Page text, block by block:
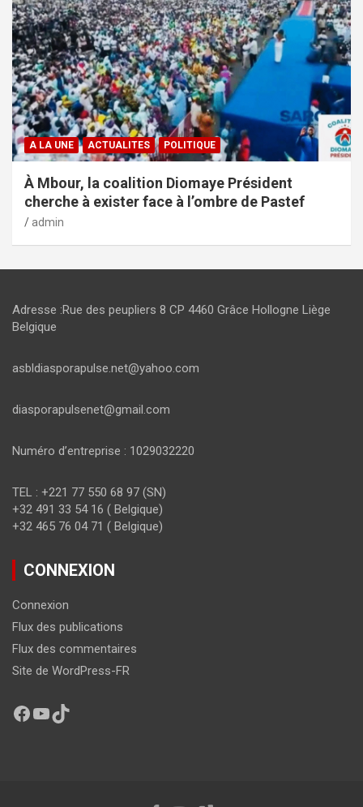
A LA UNE ACTUALITES POLITIQUE
À Mbour, la coalition Diomaye Président
cherche à exister face à l’ombre de Pastef
admin
Adresse :Rue des peupliers 8 CP 4460 Grâce Hollogne Liège
Belgique
asbldiasporapulse.net@yahoo.com
diasporapulsenet@gmail.com
Numéro d’entreprise : 1029032220
TEL : +221 77 550 68 97 (SN)
+32 491 33 54 16 ( Belgique)
+32 465 76 04 71 ( Belgique)
CONNEXION
Connexion
Flux des publications
Flux des commentaires
Site de WordPress-FR